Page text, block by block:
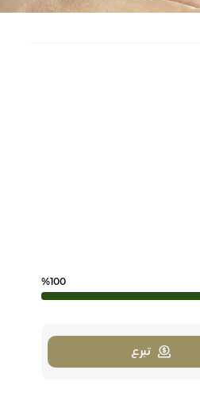
%100
تبرع